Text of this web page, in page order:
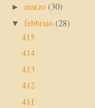
► marzo (30)
▼ febbraio (28)
415
414
413
412
411